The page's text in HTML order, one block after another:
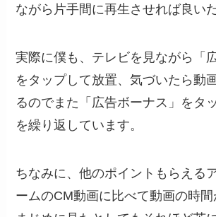
ながら片手間に再生させれば良い
実際に僕も、テレビを見ながら「
をタップして放置、気づいたら動
るのでまた「広告ボーナス」をタ
を繰り返しています。
ちなみに、他のポイントもらえる
ームのCM動画に比べて動画の時間